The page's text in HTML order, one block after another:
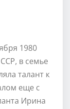
1980
в семье
талант к
еще с
Ирина